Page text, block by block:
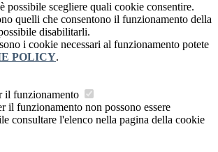
possibile scegliere quali cookie consentire.
quelli che consentono il funzionamento della
disabilitarli.
i cookie necessari al funzionamento potete
POLICY.
il funzionamento
il funzionamento non possono essere
consultare l'elenco nella pagina della cookie